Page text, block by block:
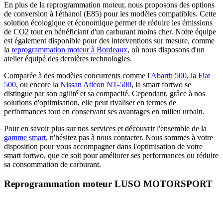
En plus de la reprogrammation moteur, nous proposons des options
de conversion à l'éthanol (E85) pour les modèles compatibles. Cette
solution écologique et économique permet de réduire les émissions
de CO2 tout en bénéficiant d'un carburant moins cher. Notre équipe
est également disponible pour des interventions sur mesure, comme
la reprogrammation moteur à Bordeaux, où nous disposons d'un
atelier équipé des dernières technologies.
Comparée à des modèles concurrents comme l'Abarth 500, la Fiat
500, ou encore la Nissan Atleon NT-500, la smart fortwo se
distingue par son agilité et sa compacité. Cependant, grâce à nos
solutions d'optimisation, elle peut rivaliser en termes de
performances tout en conservant ses avantages en milieu urbain.
Pour en savoir plus sur nos services et découvrir l'ensemble de la
gamme smart, n'hésitez pas à nous contacter. Nous sommes à votre
disposition pour vous accompagner dans l'optimisation de votre
smart fortwo, que ce soit pour améliorer ses performances ou réduire
sa consommation de carburant.
Reprogrammation moteur LUSO MOTORSPORT